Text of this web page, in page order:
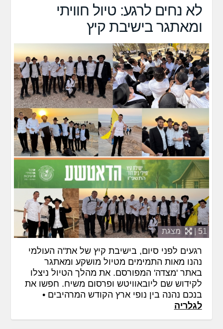
לא נחים לרגע: טיול חוויתי
ומאתגר בישיבת קיץ
51 | מצגת
רגעים לפני סיום, בישיבת קיץ של את"ה העולמי
נהנו מאות התמימים מטיול מושקע ומאתגר
באתר 'מצדה' המפורסם. את מהלך הטיול ניצלו
לקידוש שם ליובאוויטש ופרסום משיח. חפשו את
בנכם נהנה בין נופי ארץ הקודש המרהיבים •
לגלריה